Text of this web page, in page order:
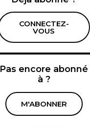
CONNECTEZ-
VOUS
Pas encore abonné
à ?
M'ABONNER